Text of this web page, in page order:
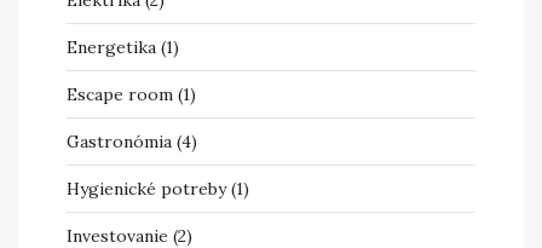
Energetika (1)
Escape room (1)
Gastronómia (4)
Hygienické potreby(1)
Investovanie (2)